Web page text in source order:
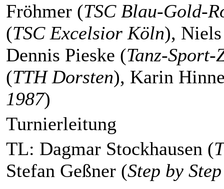
Fröhmer (TSC Blau-Gold-
(TSC Excelsior Köln),
Dennis Pieske (Tanz-Sport-
(TTH Dorsten), Karin
1987)
Turnierleitung
TL: Dagmar Stockhausen (
Stefan Geßner (Step by